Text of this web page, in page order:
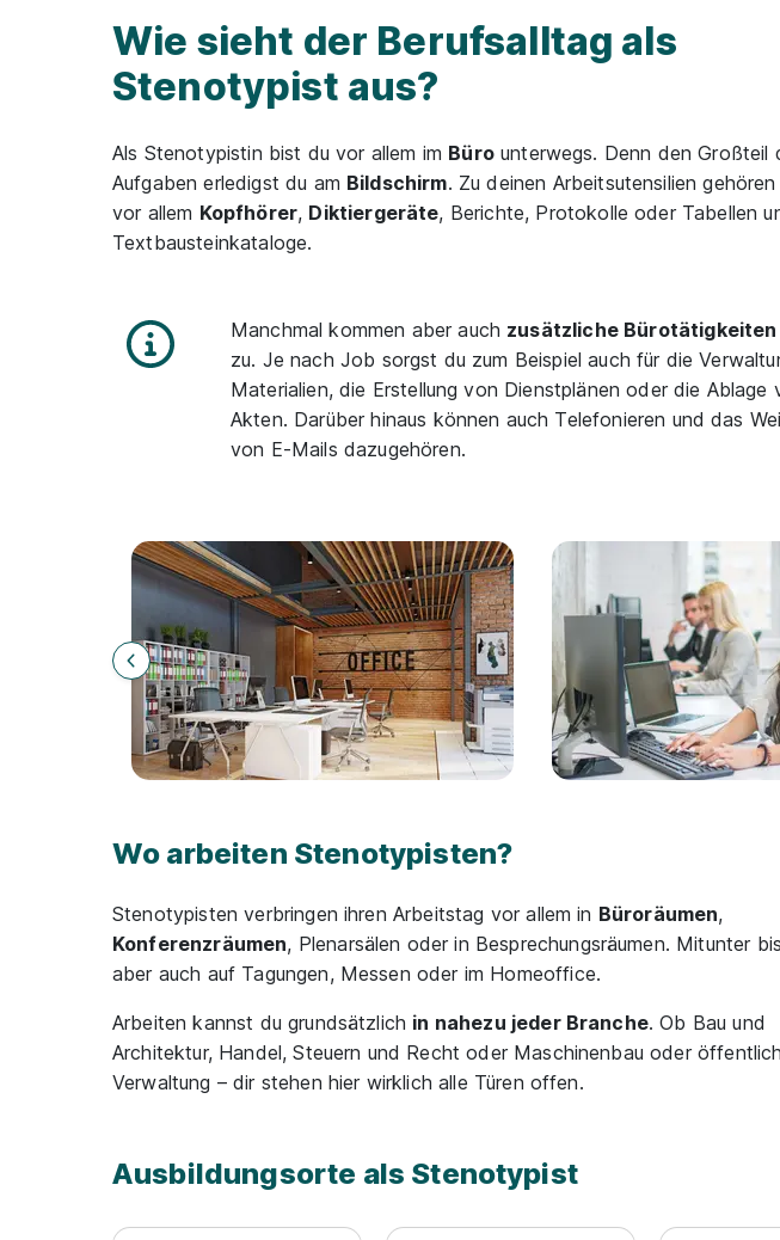
Wie sieht der Berufsalltag als
Stenotypist aus?
Als Stenotypistin bist du vor allem im Bürounterwegs. Denn den Großteil
Aufgaben erledigst du am Bildschirm. Zu deinen Arbeitsutensilien
vor allem Kopfhörer, Diktiergeräte, Berichte, Protokolle oder Tabellen
Textbausteinkataloge.
Manchmal kommen aber auch zusätzliche Bürotätigkeiten
zu. Je nach Job sorgst du zum Beispiel auch für die
Materialien, die Erstellung von Dienstplänen oder die Ablage
Akten. Darüber hinaus können auch Telefonieren und das
von E-Mails dazugehören.
Wo arbeiten Stenotypisten?
Stenotypisten verbringen ihren Arbeitstag vor allem in Büroräumen,
Konferenzräumen, Plenarsälen oder in Besprechungsräumen. Mitunter
aber auch auf Tagungen, Messen oder im Homeoffice.
Arbeiten kannst du grundsätzlich in nahezu jeder Branche. Ob Bau und
Architektur, Handel, Steuern und Recht oder Maschinenbau oder
Verwaltung – dir stehen hier wirklich alle Türen offen.
Ausbildungsorte als Stenotypist